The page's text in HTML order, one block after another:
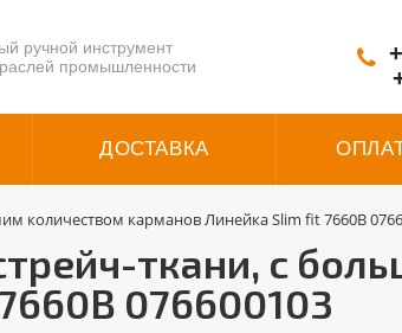
ручной инструмент
промышленности
ДОСТАВКА
количеством карманов Линейка Slim fit 7660B
ткани, с
076600103